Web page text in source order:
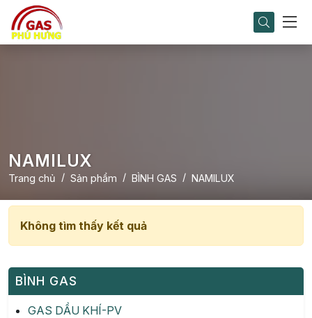
NAMILUX
Trang chủ Sản phẩm BÌNH GAS NAMILUX
Không tìm thấy kết quả
BÌNH GAS
GAS DẦU KHÍ-PV